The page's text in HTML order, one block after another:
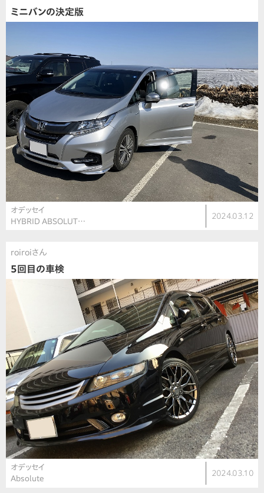
ミニバンの決定版
オデッセイ
HYBRID ABSOLUT…
2024.03.12
roiroiさん
5回目の車検
オデッセイ
Absolute
2024.03.10